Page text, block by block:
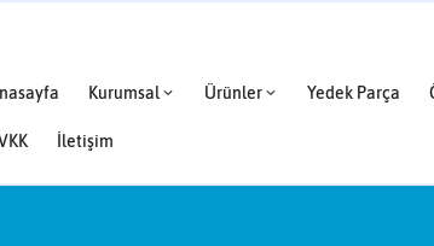
Kurumsal Ürünler Yedek Parça
İletişim